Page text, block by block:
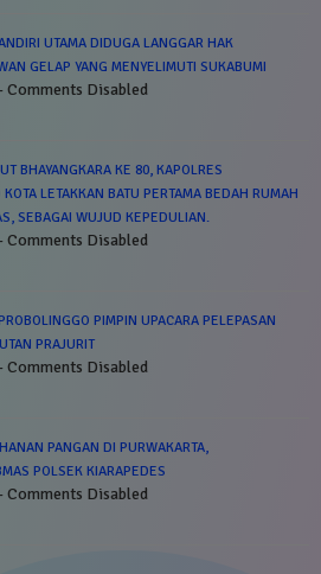
UTAMA DIDUGA LANGGAR HAK
GELAP YANG MENYELIMUTI SUKABUMI
Disabled
BHAYANGKARA KE 80, KAPOLRES
LETAKKAN BATU PERTAMA BEDAH RUMAH
SEBAGAI WUJUD KEPEDULIAN.
Disabled
PIMPIN UPACARA PELEPASAN
PRAJURIT
Disabled
PANGAN DI PURWAKARTA,
POLSEK KIARAPEDES
Disabled